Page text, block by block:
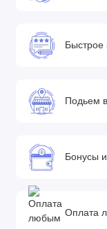
Быстрое
Подьем
Бонусы
Оплата